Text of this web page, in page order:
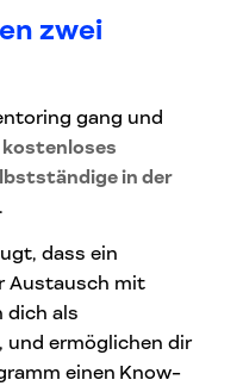
zwei
gang und
kostenloses
in der
.
dass ein
Austausch mit
dich als
ermöglichen dir
einen Know-